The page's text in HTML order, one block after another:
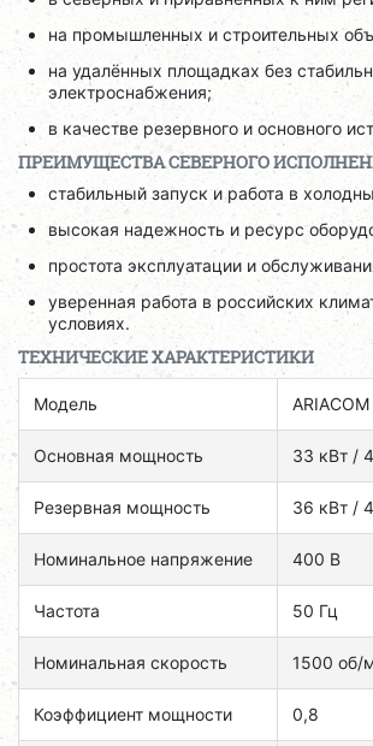
на промышленных и строительных
на удалённых площадках без
электроснабжения;
в качестве резервного и основного
ПРЕИМУЩЕСТВА СЕВЕРНОГО
стабильный запуск и работа в
высокая надежность и ресурс
простота эксплуатации и
уверенная работа в российских
условиях.
ТЕХНИЧЕСКИЕ ХАРАКТЕРИСТИКИ
Модель
Основная мощность 33 кВт /
Резервная мощность 36 кВт /
Номинальное напряжение 400 В
Частота 50 Гц
Номинальная скорость 1500 об/
Коэффициент мощности 0,8